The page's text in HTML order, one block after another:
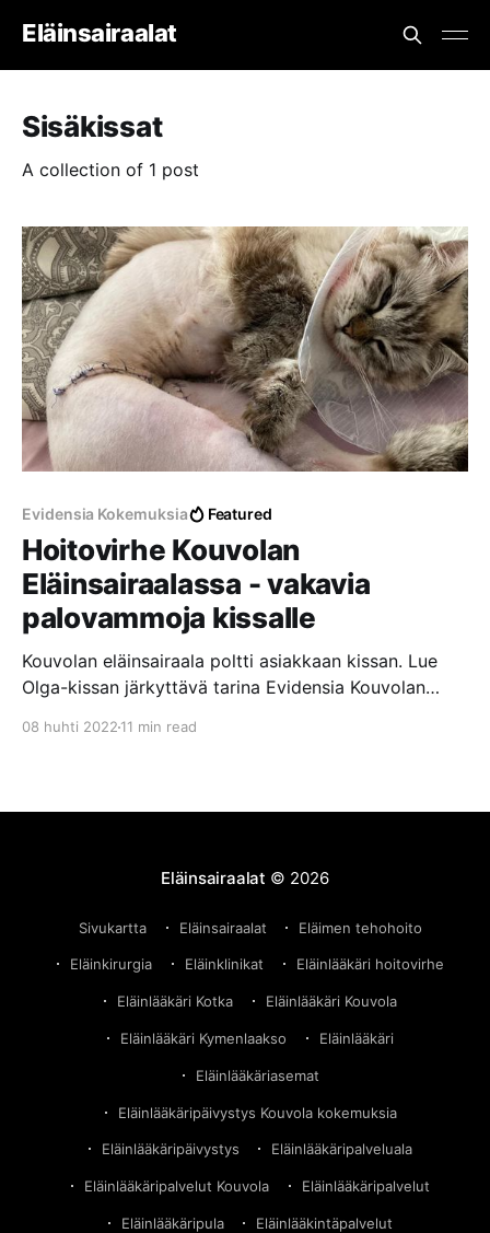
Eläinsairaalat
Sisäkissat
A collection of 1 post
Evidensia Kokemuksia Featured
Hoitovirhe Kouvolan
Eläinsairaalassa - vakavia
palovammoja kissalle
Kouvolan eläinsairaala poltti asiakkaan kissan. Lue
Olga-kissan järkyttävä tarina Evidensia Kouvolan
08 huhti 2022 11 min read
Eläinsairaalat © 2026
Sivukartta Eläinsairaalat Eläimen tehohoito
Eläinkirurgia Eläinklinikat Eläinlääkäri hoitovirhe
Eläinlääkäri Kotka Eläinlääkäri Kouvola
Eläinlääkäri Kymenlaakso Eläinlääkäri
Eläinlääkäriasemat
Eläinlääkäripäivystys Kouvola kokemuksia
Eläinlääkäripäivystys Eläinlääkäripalveluala
Eläinlääkäripalvelut Kouvola Eläinlääkäripalvelut
Eläinlääkäripula Eläinlääkintäpalvelut